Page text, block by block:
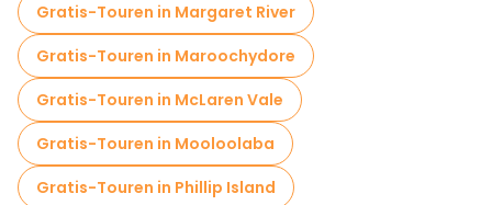
Gratis-Touren in Margaret River
Gratis-Touren in Maroochydore
Gratis-Touren in McLaren Vale
Gratis-Touren in Mooloolaba
Gratis-Touren in Phillip Island